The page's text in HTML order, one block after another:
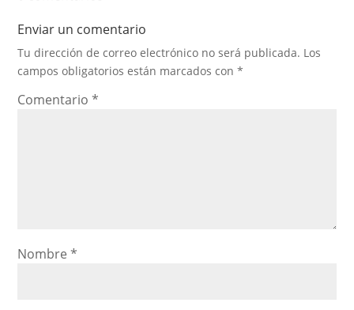
Enviar un comentario
Tu dirección de correo electrónico no será publicada. Los
campos obligatorios están marcados con*
Comentario*
Nombre*